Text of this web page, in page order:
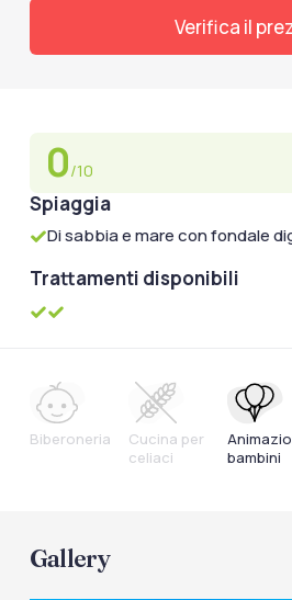
Verifica il
0/10
Spiaggia
Di sabbia e mare con fondale
Trattamenti disponibili
Biberoneria
Cucina per
celiaci
bambini
Gallery